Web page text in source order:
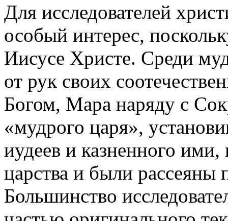
Для исследователей
особый интерес,
Иисусе Христе. Среди
от рук своих
Богом, Мара наряду с
«мудрого царя»,
иудеев и казненного ими,
царства и были рассеяны
Большинство